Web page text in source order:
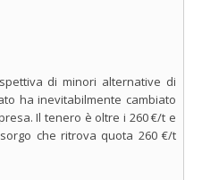
di minori alternative di
ha inevitabilmente cambiato
Il tenero è oltre i 260 €/t e
che ritrova quota 260 €/t